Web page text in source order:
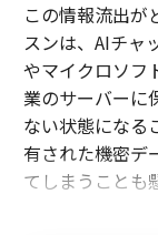
この情報流出が
スンは、AIチャ
やマイクロソフ
業のサーバーに
ない状態になる
有された機密デ
てしまうことも